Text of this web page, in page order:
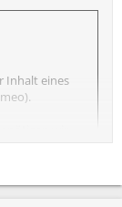
Inhalt eines
wir